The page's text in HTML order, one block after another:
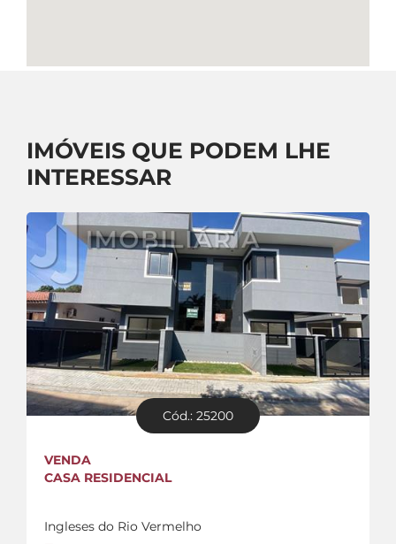
IMÓVEIS QUE PODEM LHE
INTERESSAR
Cód.: 25200
VENDA
CASA RESIDENCIAL
Ingleses do Rio Vermelho